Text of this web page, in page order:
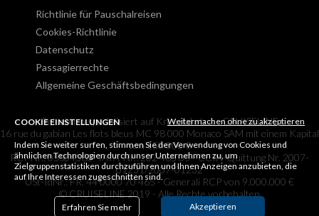
COOKIE EINSTELLUNGEN Weitermachen ohne zu akzeptieren
Indem Sie weiter surfen, stimmen Sie der Verwendung von Cookies und
ähnlichen Technologien durch unser Unternehmen zu, um
Zielgruppenstatistiken durchzuführen und Ihnen Anzeigen anzubieten, die
auf Ihre Interessen zugeschnitten sind.
Erfahren Sie mehr Akzeptieren
Richtlinie für Pauschalreisen
Cookies-Richtlinie
Datenschutz
Passagierrechte
Allgemeine Geschäftsbedingungen
Reisebüro spezialisiert auf Kreuzfahrten - CRUISELINE
16 rue du gabian Les flots bleus MC 98 000 Monaco SAM mit einem Kapital
von 150 000 €
RCI-Nr.: 05S04380- IATA-Nr.: 202 465 05 - CCIN-Quittung Nr. 2007-
01231/2007-01232
USt-IdNr.: FR. 44 0000 70 465 - Generali RCP von 9.000.000 €
© CRUISELINE 2019 - Alle Rechte vorbehalten